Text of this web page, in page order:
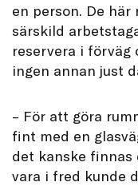
en person. De
särskild
reservera i förväg
ingen annan just
– För att göra
fint med en
det kanske finnas
vara i fred kunde